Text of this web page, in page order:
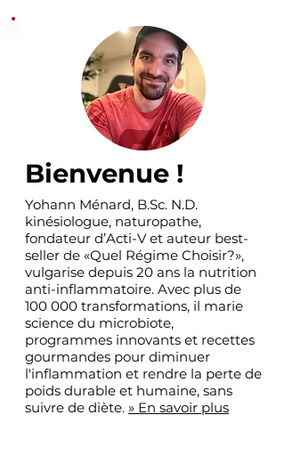
Bienvenue !
Yohann Ménard, B.Sc. N.D.
kinésiologue, naturopathe,
fondateur d’Acti-V et auteur best-
seller de «Quel Régime Choisir?»,
vulgarise depuis 20 ans la nutrition
anti-inflammatoire. Avec plus de
100 000 transformations, il marie
science du microbiote,
programmes innovants et recettes
gourmandes pour diminuer
l'inflammation et rendre la perte de
poids durable et humaine, sans
suivre de diète. » En savoir plus